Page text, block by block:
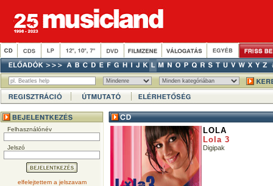
Felhasználónév
Jelszó
elfelejtettem a jelszavam
LOLA
Lola 3
Digipak